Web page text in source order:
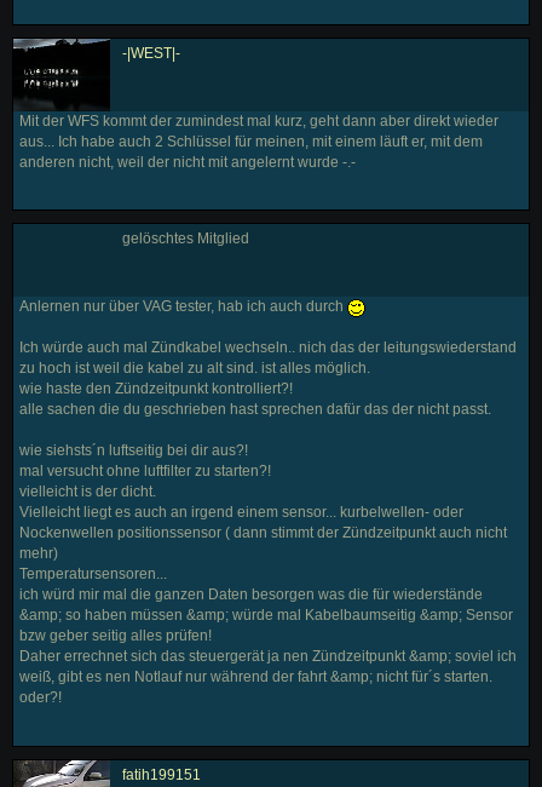
-|WEST|-
Mit der WFS kommt der zumindest mal kurz, geht dann aber direkt wieder
aus... Ich habe auch 2 Schlüssel für meinen, mit einem läuft er, mit dem
anderen nicht, weil der nicht mit angelernt wurde -.-
gelöschtes Mitglied
Anlernen nur über VAG tester, hab ich auch durch
Ich würde auch mal Zündkabel wechseln.. nich das der leitungswiederstand
zu hoch ist weil die kabel zu alt sind. ist alles möglich.
wie haste den Zündzeitpunkt kontrolliert?!
alle sachen die du geschrieben hast sprechen dafür das der nicht passt.
wie siehsts´n luftseitig bei dir aus?!
mal versucht ohne luftfilter zu starten?!
vielleicht is der dicht.
Vielleicht liegt es auch an irgend einem sensor... kurbelwellen- oder
Nockenwellen positionssensor ( dann stimmt der Zündzeitpunkt auch nicht
mehr)
Temperatursensoren...
ich würd mir mal die ganzen Daten besorgen was die für wiederstände
&amp; so haben müssen &amp; würde mal Kabelbaumseitig &amp; Sensor
bzw geber seitig alles prüfen!
Daher errechnet sich das steuergerät ja nen Zündzeitpunkt &amp; soviel ich
weiß, gibt es nen Notlauf nur während der fahrt &amp; nicht für´s starten.
oder?!
fatih199151